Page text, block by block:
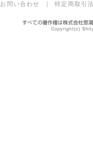
お問い合わせ |特定商取引